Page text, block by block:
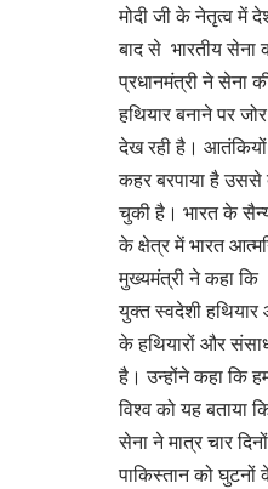
मोदी जी के नेतृत्व में
बाद से भारतीय सेना
प्रधानमंत्री ने सेना
हथियार बनाने पर
देख रही है। आतंकियों
कहर बरपाया है उससे
चुकी है। भारत के सैन्य
के क्षेत्र में भारत
मुख्यमंत्री ने कहा कि
युक्त स्वदेशी
के हथियारों और
है। उन्होंने कहा कि
विश्व को यह बताया
सेना ने मात्र चार
पाकिस्तान को